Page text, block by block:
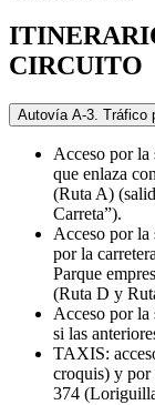
CIRCUITO
Autovía A-3. Tráfico
Acceso por
que enlaza
(Ruta A)
Carreta”).
Acceso por
por la
Parque
(Ruta D y
Acceso por
si las
TAXIS:
croquis) y por
374